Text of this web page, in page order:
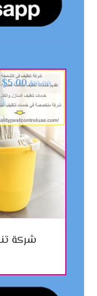
شركة
$10.00
$5.00